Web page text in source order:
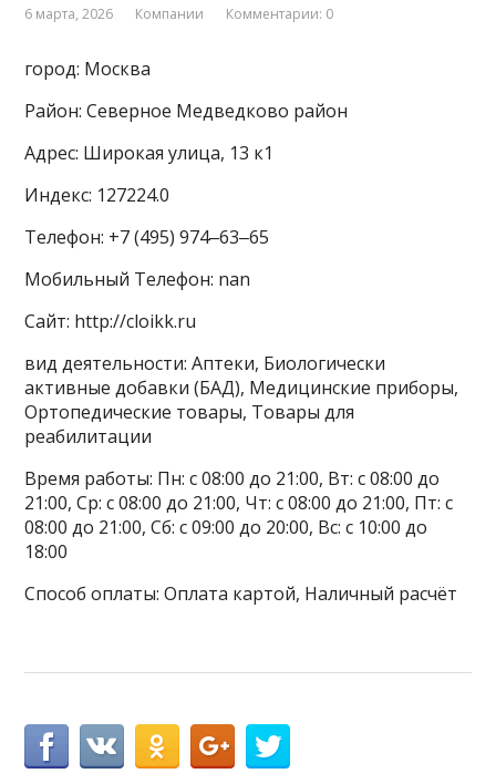
6 марта, 2026 Компании Комментарии: 0
город: Москва
Район: Северное Медведково район
Адрес: Широкая улица, 13 к1
Индекс: 127224.0
Телефон: +7 (495) 974‒63‒65
Мобильный Телефон: nan
Сайт: http://cloikk.ru
вид деятельности: Аптеки, Биологически
активные добавки (БАД), Медицинские приборы,
Ортопедические товары, Товары для
реабилитации
Время работы: Пн: с 08:00 до 21:00, Вт: с 08:00 до
21:00, Ср: с 08:00 до 21:00, Чт: с 08:00 до 21:00, Пт: с
08:00 до 21:00, Сб: с 09:00 до 20:00, Вс: с 10:00 до
18:00
Способ оплаты: Оплата картой, Наличный расчёт